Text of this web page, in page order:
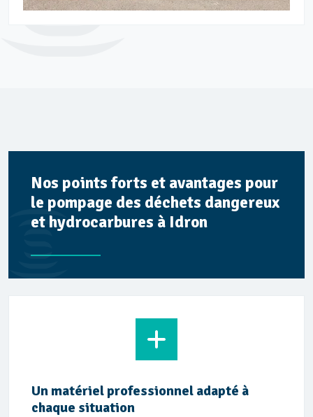
Nos points forts et avantages pour
le pompage des déchets dangereux
et hydrocarbures à Idron
Un matériel professionnel adapté à
chaque situation